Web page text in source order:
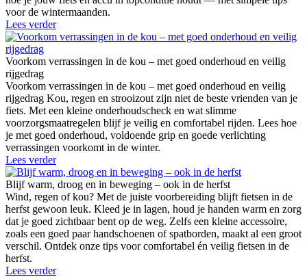
voor de wintermaanden.
Lees verder
Voorkom verrassingen in de kou – met goed onderhoud en veilig
rijgedrag
Voorkom verrassingen in de kou – met goed onderhoud en veilig
rijgedrag Kou, regen en strooizout zijn niet de beste vrienden van je
fiets. Met een kleine onderhoudscheck en wat slimme
voorzorgsmaatregelen blijf je veilig en comfortabel rijden. Lees hoe
je met goed onderhoud, voldoende grip en goede verlichting
verrassingen voorkomt in de winter.
Lees verder
Blijf warm, droog en in beweging – ook in de herfst
Wind, regen of kou? Met de juiste voorbereiding blijft fietsen in de
herfst gewoon leuk. Kleed je in lagen, houd je handen warm en zorg
dat je goed zichtbaar bent op de weg. Zelfs een kleine accessoire,
zoals een goed paar handschoenen of spatborden, maakt al een groot
verschil. Ontdek onze tips voor comfortabel én veilig fietsen in de
herfst.
Lees verder